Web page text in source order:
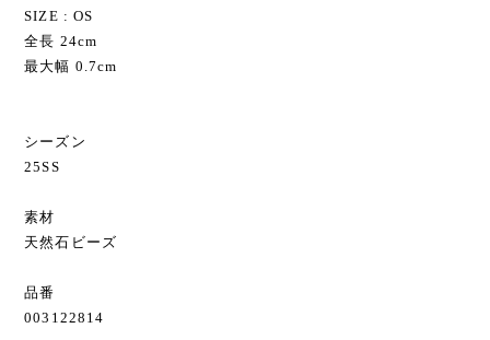
SIZE : OS
全長 24cm
最大幅 0.7cm
シーズン
25SS
素材
天然石ビーズ
品番
003122814